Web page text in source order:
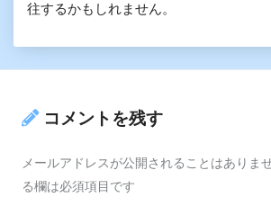
往するかもしれません。
コメントを残す
メールアドレスが公開されることはありませ
る欄は必須項目です